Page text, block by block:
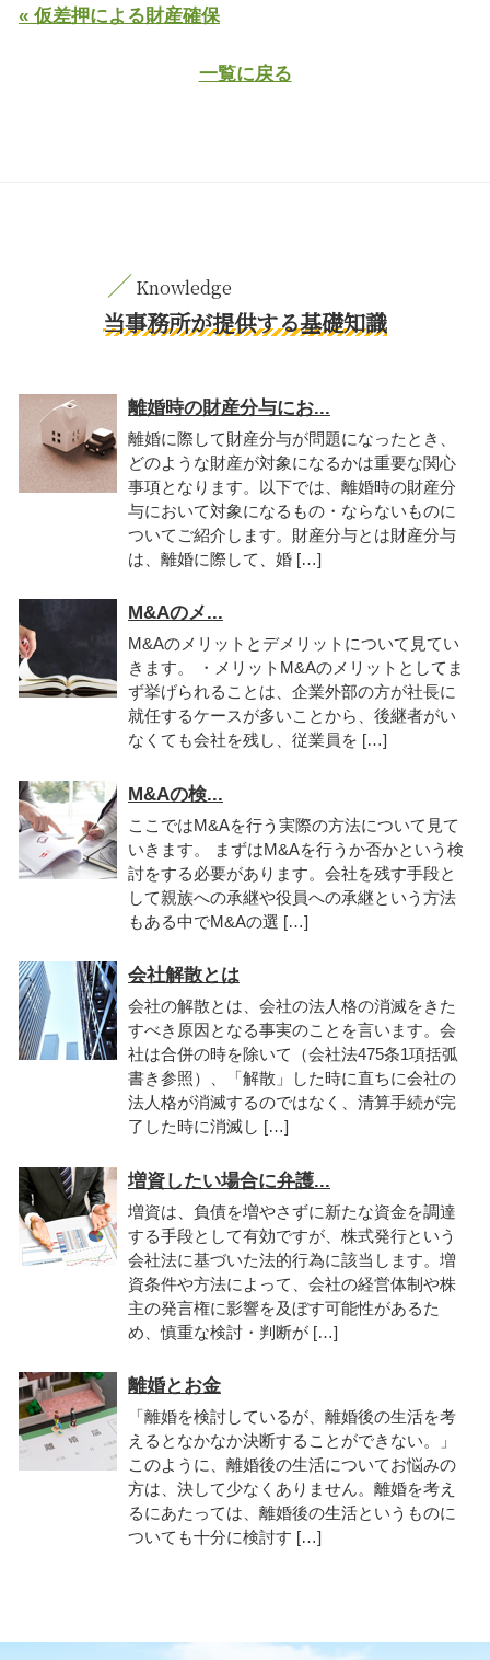
« 仮差押による財産確保
一覧に戻る
当事務所が提供する基礎知識
離婚時の財産分与にお...
離婚に際して財産分与が問題になったとき、
どのような財産が対象になるかは重要な関心
事項となります。以下では、離婚時の財産分
与において対象になるもの・ならないものに
ついてご紹介します。財産分与とは財産分与
は、離婚に際して、婚 […]
M&Aのメ...
M&Aのメリットとデメリットについて見てい
きます。 ・メリットM&Aのメリットとしてま
ず挙げられることは、企業外部の方が社長に
就任するケースが多いことから、後継者がい
なくても会社を残し、従業員を […]
M&Aの検...
ここではM&Aを行う実際の方法について見て
いきます。 まずはM&Aを行うか否かという検
討をする必要があります。会社を残す手段と
して親族への承継や役員への承継という方法
もある中でM&Aの選 […]
会社解散とは
会社の解散とは、会社の法人格の消滅をきた
すべき原因となる事実のことを言います。会
社は合併の時を除いて（会社法475条1項括弧
書き参照）、「解散」した時に直ちに会社の
法人格が消滅するのではなく、清算手続が完
了した時に消滅し […]
増資したい場合に弁護...
増資は、負債を増やさずに新たな資金を調達
する手段として有効ですが、株式発行という
会社法に基づいた法的行為に該当します。増
資条件や方法によって、会社の経営体制や株
主の発言権に影響を及ぼす可能性があるた
め、慎重な検討・判断が […]
離婚とお金
「離婚を検討しているが、離婚後の生活を考
えるとなかなか決断することができない。」
このように、離婚後の生活についてお悩みの
方は、決して少なくありません。離婚を考え
るにあたっては、離婚後の生活というものに
ついても十分に検討す […]